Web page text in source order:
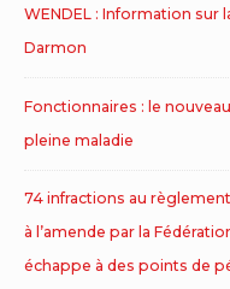
WENDEL : Information sur
Darmon
Fonctionnaires : le
pleine maladie
74 infractions au
à l’amende par la
échappe à des points de